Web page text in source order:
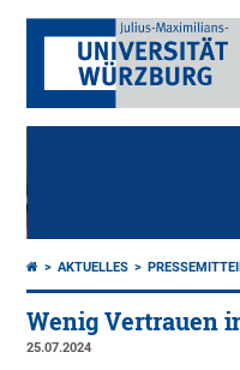
AKTUELLES
Wenig Vertrauen
25.07.2024